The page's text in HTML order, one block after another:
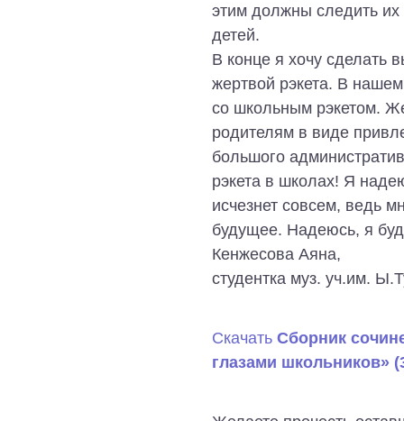
этим должны следить их
детей.
В конце я хочу сделать
жертвой рэкета. В
со школьным рэкетом.
родителям в виде
большого
рэкета в школах! Я
исчезнет совсем, ведь
будущее. Надеюсь, я
Кенжесова Аяна,
студентка муз. уч.им.
Скачать Сборник
глазами школьников»